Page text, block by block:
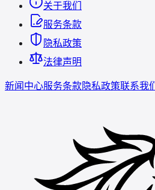
关于我们
服务条款
隐私政策
法律声明
新闻中心服务条款隐私政策联系我们